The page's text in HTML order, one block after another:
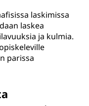
laskimissa
laskea
ja kulmia.
parissa